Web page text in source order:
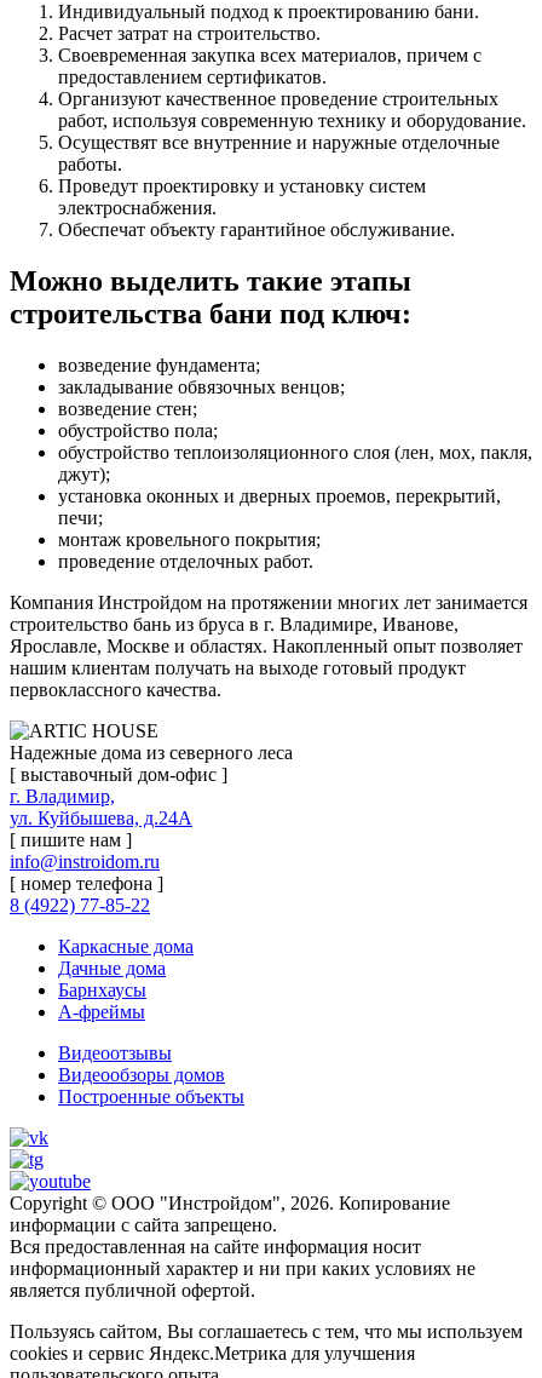
Индивидуальный подход к проектированию бани.
Расчет затрат на строительство.
Своевременная закупка всех материалов, причем с
предоставлением сертификатов.
Организуют качественное проведение строительных
работ, используя современную технику и оборудование.
Осуществят все внутренние и наружные отделочные
работы.
Проведут проектировку и установку систем
электроснабжения.
Обеспечат объекту гарантийное обслуживание.
Можно выделить такие этапы
строительства бани под ключ:
возведение фундамента;
закладывание обвязочных венцов;
возведение стен;
обустройство пола;
обустройство теплоизоляционного слоя (лен, мох, пакля,
джут);
установка оконных и дверных проемов, перекрытий,
печи;
монтаж кровельного покрытия;
проведение отделочных работ.
Компания Инстройдом на протяжении многих лет занимается
строительство бань из бруса в г. Владимире, Иванове,
Ярославле, Москве и областях. Накопленный опыт позволяет
нашим клиентам получать на выходе готовый продукт
первоклассного качества.
Надежные дома из северного леса
[ выставочный дом-офис ]
г. Владимир,
ул. Куйбышева, д.24А
[ пишите нам ]
info@instroidom.ru
[ номер телефона ]
8 (4922) 77-85-22
Каркасные дома
Дачные дома
Барнхаусы
А-фреймы
Видеоотзывы
Видеообзоры домов
Построенные объекты
Copyright © ООО "Инстройдом", 2026. Копирование
информации с сайта запрещено.
Вся предоставленная на сайте информация носит
информационный характер и ни при каких условиях не
является публичной офертой.
Пользуясь сайтом, Вы соглашаетесь с тем, что мы используем
cookies и сервис Яндекс.Метрика для улучшения